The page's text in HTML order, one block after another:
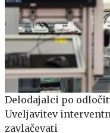
Delodajalci po
Uveljavitev
zavlačevati